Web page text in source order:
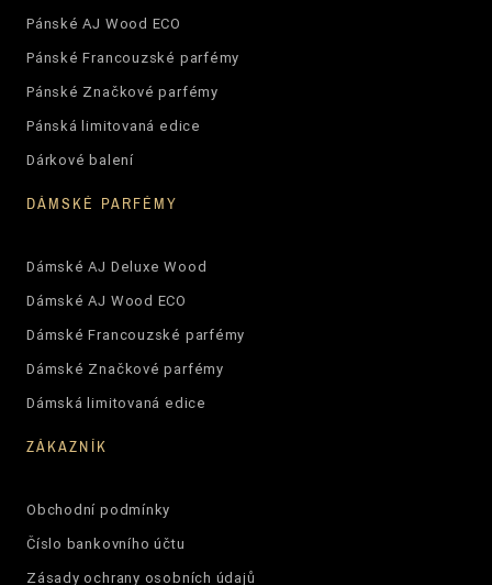
Pánské AJ Wood ECO
Pánské Francouzské parfémy
Pánské Značkové parfémy
Pánská limitovaná edice
Dárkové balení
DÁMSKÉ PARFÉMY
Dámské AJ Deluxe Wood
Dámské AJ Wood ECO
Dámské Francouzské parfémy
Dámské Značkové parfémy
Dámská limitovaná edice
ZÁKAZNÍK
Obchodní podmínky
Číslo bankovního účtu
Zásady ochrany osobních údajů